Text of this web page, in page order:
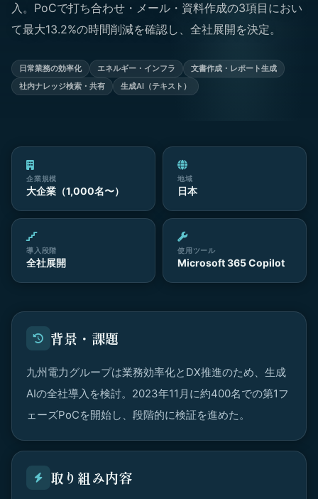
入。PoCで打ち合わせ・メール・資料作成の3項目におい
て最大13.2%の時間削減を確認し、全社展開を決定。
日常業務の効率化 エネルギー・インフラ
文書作成・レポート生成
社内ナレッジ検索・共有
生成AI（テキスト）
企業規模
大企業（1,000名〜）
地域
日本
導入段階
全社展開
使用ツール
Microsoft 365 Copilot
背景・課題
九州電力グループは業務効率化とDX推進のため、生成
AIの全社導入を検討。2023年11月に約400名での第1フ
ェーズPoCを開始し、段階的に検証を進めた。
取り組み内容